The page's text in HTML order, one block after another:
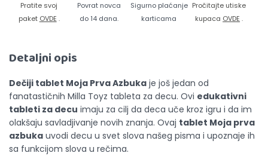
Pratite svoj
paket OVDE .
Povrat novca
do 14 dana.
Sigurno plaćanje
karticama
Pročitajte utiske
kupaca OVDE .
Detaljni opis
Dečiji tablet Moja Prva Azbuka je još jedan od
fanatastičnih Milla Toyz tableta za decu. Ovi edukativni
tableti za decu imaju za cilj da deca uče kroz igru i da im
olakšaju savladjivanje novih znanja. Ovaj tablet Moja prva
azbuka uvodi decu u svet slova našeg pisma i upoznaje ih
sa funkcijom slova u rečima.